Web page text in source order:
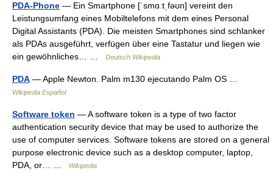
PDA-Phone — Ein Smartphone [ˈsmɑːtˌfəʊn] vereint den
Leistungsumfang eines Mobiltelefons mit dem eines Personal
Digital Assistants (PDA). Die meisten Smartphones sind schlanker
als PDAs ausgeführt, verfügen über eine Tastatur und liegen wie
ein gewöhnliches… …
Deutsch Wikipedia
PDA — Apple Newton. Palm m130 ejecutando Palm OS …
Wikipedia Español
Software token — A software token is a type of two factor
authentication security device that may be used to authorize the
use of computer services. Software tokens are stored on a general
purpose electronic device such as a desktop computer, laptop,
PDA, or… …
Wikipedia